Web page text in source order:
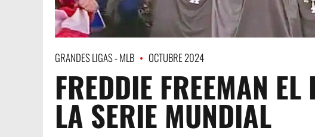
GRANDES LIGAS - MLB OCTUBRE 2024
FREDDIE FREEMAN
LA SERIE MUNDIAL